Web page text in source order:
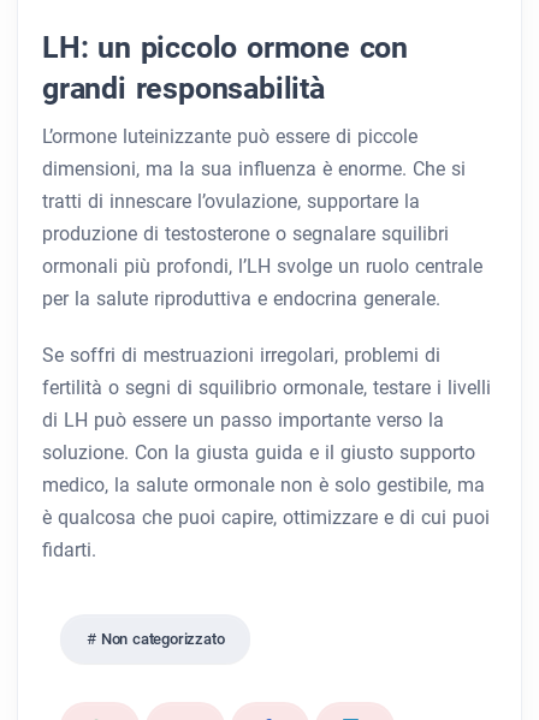
LH: un piccolo ormone con
grandi responsabilità
L’ormone luteinizzante può essere di piccole
dimensioni, ma la sua influenza è enorme. Che si
tratti di innescare l’ovulazione, supportare la
produzione di testosterone o segnalare squilibri
ormonali più profondi, l’LH svolge un ruolo centrale
per la salute riproduttiva e endocrina generale.
Se soffri di mestruazioni irregolari, problemi di
fertilità o segni di squilibrio ormonale, testare i livelli
di LH può essere un passo importante verso la
soluzione. Con la giusta guida e il giusto supporto
medico, la salute ormonale non è solo gestibile, ma
è qualcosa che puoi capire, ottimizzare e di cui puoi
fidarti.
Non categorizzato